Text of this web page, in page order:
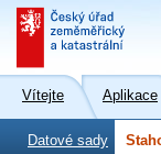
Vítejte Aplikace
Datové sady